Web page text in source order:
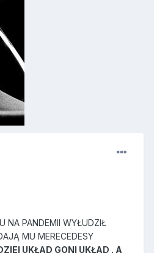
NA PANDEMII WYŁUDZIŁ
MU MERECEDESY
UKŁAD GONI UKŁAD . A